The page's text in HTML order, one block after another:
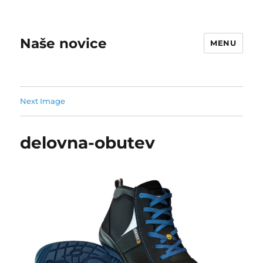
Naše novice MENU
Next Image
delovna-obutev